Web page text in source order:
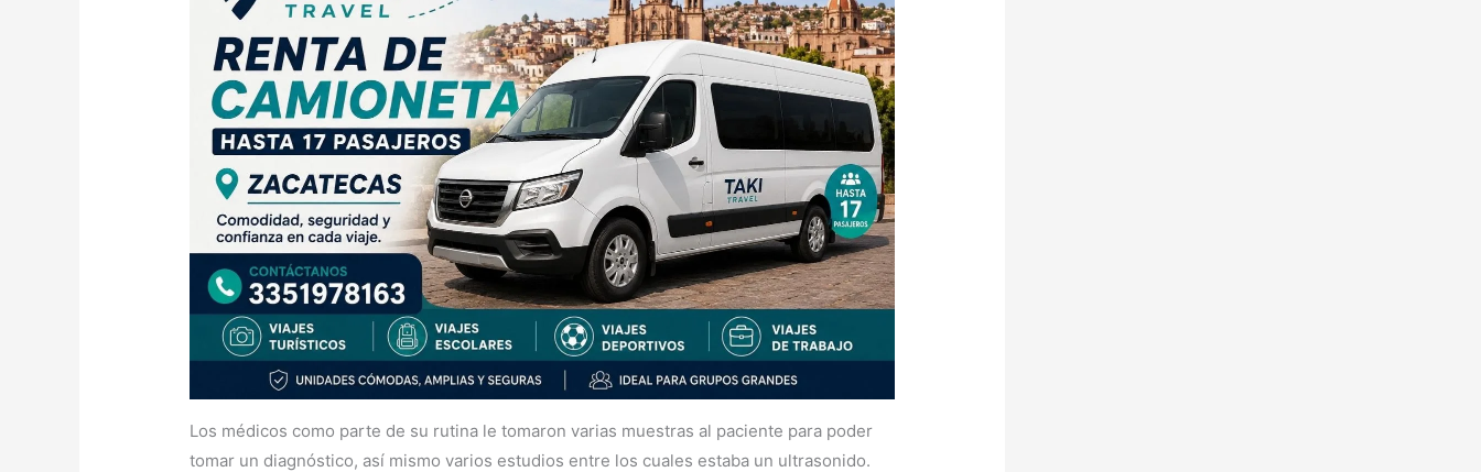
Los médicos como parte de su rutina le tomaron varias muestras al paciente para poder
tomar un diagnóstico, así mismo varios estudios entre los cuales estaba un ultrasonido.